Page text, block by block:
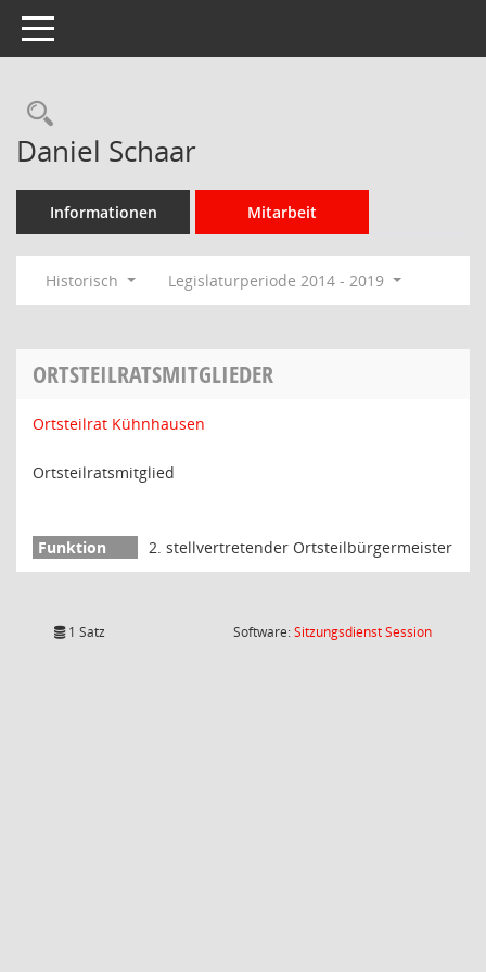
Toggle navigation
Rechercheauswahl
Daniel Schaar
Informationen Mitarbeit
Historisch Legislaturperiode 2014 - 2019
ORTSTEILRATSMITGLIEDER
Ortsteilrat Kühnhausen
Ortsteilratsmitglied
2. stellvertretender Ortsteilbürgermeister
1 Satz Software:SitzungsdienstSession(Wird in